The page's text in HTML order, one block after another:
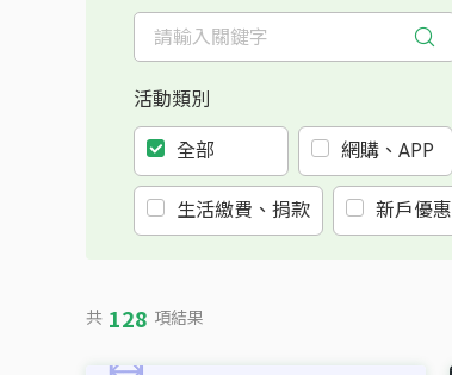
活動類別
全部 網購、APP
生活繳費、捐款 新戶優惠
共 128 項結果